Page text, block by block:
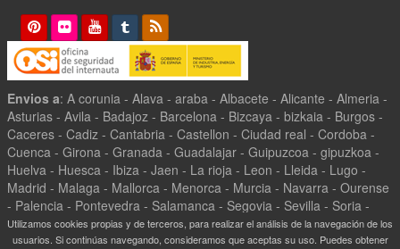
Envios a: A corunia - Alava - araba - Albacete - Alicante - Almeria -
Asturias - Avila - Badajoz - Barcelona - Bizcaya - bizkaia - Burgos -
Caceres - Cadiz - Cantabria - Castellon - Ciudad real - Cordoba -
Cuenca - Girona - Granada - Guadalajar - Guipuzcoa - gipuzkoa -
Huelva - Huesca - Ibiza - Jaen - La rioja - Leon - Lleida - Lugo -
Madrid - Malaga - Mallorca - Menorca - Murcia - Navarra - Ourense
- Palencia - Pontevedra - Salamanca - Segovia - Sevilla - Soria -
Tarragona - Teruel - Toledo - Valencia - Valladolid - Zamora -
Zaragoza -
Utilizamos cookies propias y de terceros, para realizar el análisis de la navegación de los
usuarios. Si continúas navegando, consideramos que aceptas su uso. Puedes obtener